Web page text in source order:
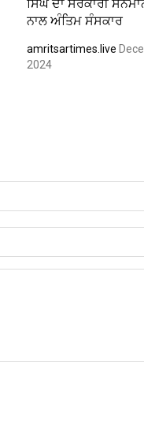
ਨਾਲ ਅੰਤਿਮ ਸੰਸਕਾਰ
amritsartimes.live
2024